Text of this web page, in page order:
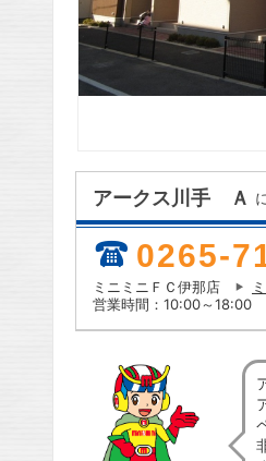
アークス川手 Ａ
0265-
ミニミニＦＣ伊那店
営業時間：10:00～18:00